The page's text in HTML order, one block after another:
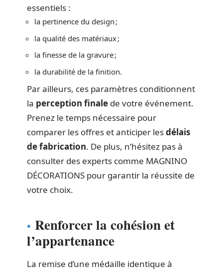
essentiels :
la pertinence du design ;
la qualité des matériaux ;
la finesse de la gravure ;
la durabilité de la finition.
Par ailleurs, ces paramètres conditionnent
la perception finale de votre événement.
Prenez le temps nécessaire pour
comparer les offres et anticiper lesdélais
de fabrication. De plus, n’hésitez pas à
consulter des experts comme MAGNINO
DÉCORATIONS pour garantir la réussite de
votre choix.
Renforcer la cohésion et
l’appartenance
La remise d’une médaille identique à